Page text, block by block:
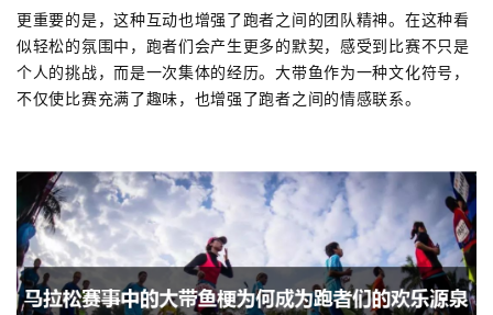
更重要的是，这种互动也增强了跑者之间的团队精神。在这种看
似轻松的氛围中，跑者们会产生更多的默契，感受到比赛不只是
个人的挑战，而是一次集体的经历。大带鱼作为一种文化符号，
不仅使比赛充满了趣味，也增强了跑者之间的情感联系。